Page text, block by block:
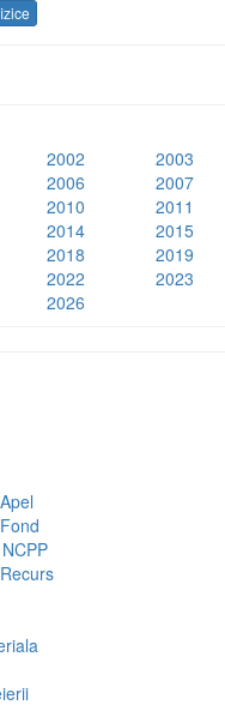
2002
2003
2006
2007
2010
2011
2014
2015
2018
2019
2022
2023
2026